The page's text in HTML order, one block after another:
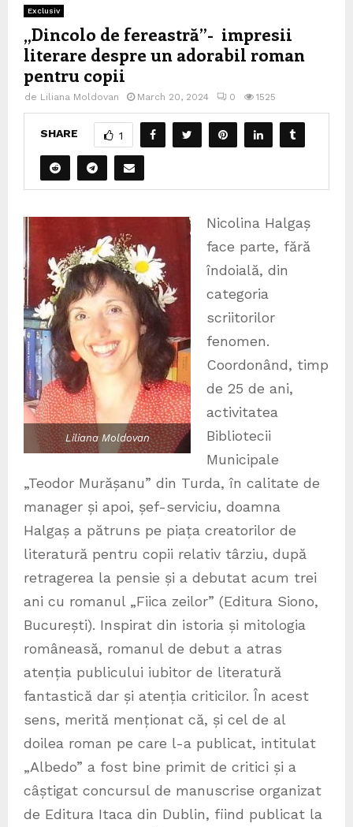
Exclusiv
„Dincolo de fereastră”- impresii
literare despre un adorabil roman
pentru copii
de Liliana Moldovan March 20, 2024 0 1525
SHARE 1
Liliana Moldovan
Nicolina Halgaș
face parte, fără
îndoială, din
categoria
scriitorilor
fenomen.
Coordonând, timp
de 25 de ani,
activitatea
Bibliotecii
Municipale
„Teodor Murășanu” din Turda, în calitate de
manager și apoi, șef-serviciu, doamna
Halgaș a pătruns pe piața creatorilor de
literatură pentru copii relativ târziu, după
retragerea la pensie și a debutat acum trei
ani cu romanul „Fiica zeilor” (Editura Siono,
București). Inspirat din istoria și mitologia
româneasă, romanul de debut a atras
atenția publicului iubitor de literatură
fantastică dar și atenția criticilor. În acest
sens, merită menționat că, și cel de al
doilea roman pe care l-a publicat, intitulat
„Albedo” a fost bine primit de critici și a
câștigat concursul de manuscrise organizat
de Editura Itaca din Dublin, fiind publicat la